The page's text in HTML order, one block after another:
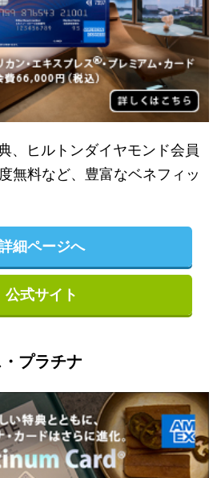
、ヒルトンダイヤモンド会員
無料など、豊富なベネフィッ
細ページへ
公式サイト
プラチナ